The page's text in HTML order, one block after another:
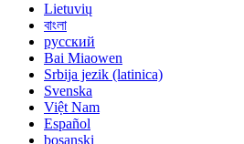
Lietuvių
বাংলা
русский
Bai Miaowen
Srbija jezik (latinica)
Svenska
Việt Nam
Español
bosanski